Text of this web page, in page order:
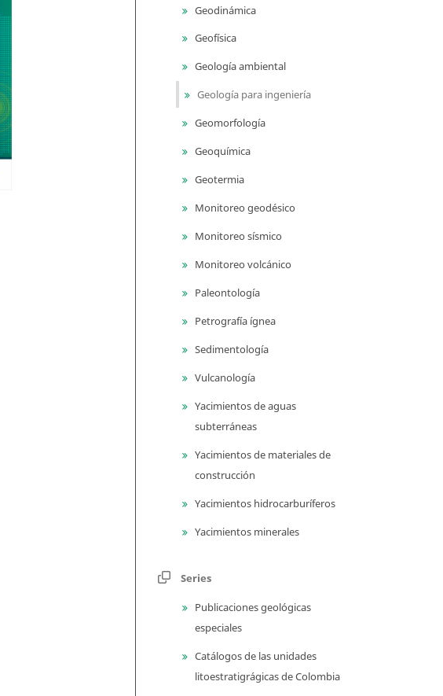
Geodinámica
Geofísica
Geología ambiental
Geología para ingeniería
Geomorfología
Geoquímica
Geotermia
Monitoreo geodésico
Monitoreo sísmico
Monitoreo volcánico
Paleontología
Petrografía ígnea
Sedimentología
Vulcanología
Yacimientos de aguas
subterráneas
Yacimientos de materiales de
construcción
Yacimientos hidrocarburíferos
Yacimientos minerales
Series
Publicaciones geológicas
especiales
Catálogos de las unidades
litoestratigrágicas de Colombia